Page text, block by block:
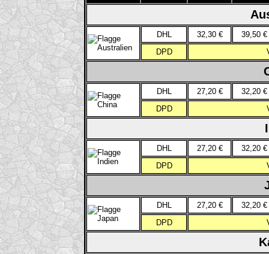
DHL 32,30 €
39,50 €
DPD
DHL 27,20 €
32,20 €
DPD
DHL 27,20 €
32,20 €
DPD
DHL 27,20 €
32,20 €
DPD